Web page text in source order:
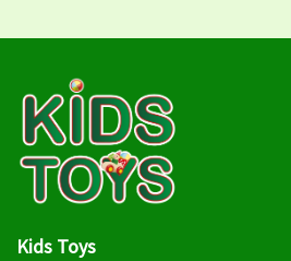
Kids Toys